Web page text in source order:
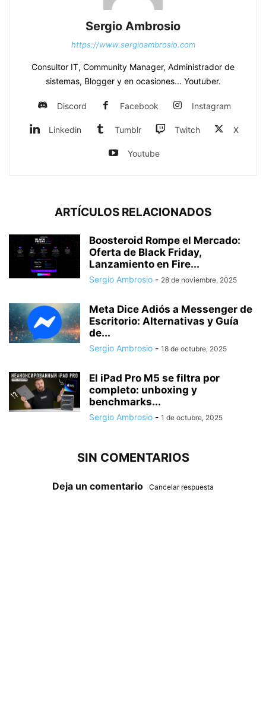
Sergio Ambrosio
https://www.sergioambrosio.com
Consultor IT, Community Manager, Administrador de
sistemas, Blogger y en ocasiones... Youtuber.
Discord Facebook Instagram
Linkedin Tumblr Twitch X
Youtube
ARTÍCULOS RELACIONADOS
Boosteroid Rompe el Mercado:
Oferta de Black Friday,
Lanzamiento en Fire...
Sergio Ambrosio - 28 de noviembre, 2025
Meta Dice Adiós a Messenger de
Escritorio: Alternativas y Guía
de...
Sergio Ambrosio - 18 de octubre, 2025
El iPad Pro M5 se filtra por
completo: unboxing y
benchmarks...
Sergio Ambrosio - 1 de octubre, 2025
SIN COMENTARIOS
Deja un comentario Cancelar respuesta